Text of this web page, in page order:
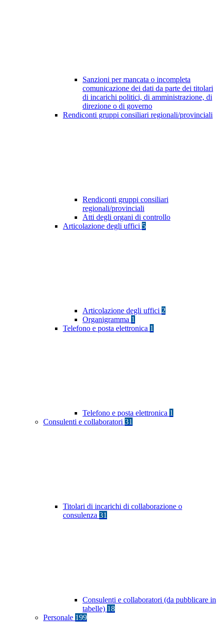
Sanzioni per mancata o incompleta
comunicazione dei dati da parte dei titolari
di incarichi politici, di amministrazione, di
direzione o di governo
Rendiconti gruppi consiliari regionali/provinciali
Rendiconti gruppi consiliari
regionali/provinciali
Atti degli organi di controllo
Articolazione degli uffici 5
Articolazione degli uffici 2
Organigramma 1
Telefono e posta elettronica 1
Telefono e posta elettronica 1
Consulenti e collaboratori 31
Titolari di incarichi di collaborazione o
consulenza 31
Consulenti e collaboratori (da pubblicare in
tabelle) 18
Personale 199